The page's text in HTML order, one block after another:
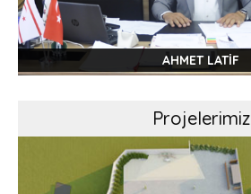
AHMET LATİF
Projelerimiz